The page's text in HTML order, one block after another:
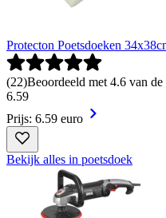
Protecton Poetsdoeken
(22)Beoordeeld met 4.6 van
6.59
Prijs: 6.59 euro
Bekijk alles in poetsdoek